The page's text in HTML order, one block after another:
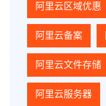
阿里云区域优惠
阿里云备案
阿里云文件存储
阿里云服务器